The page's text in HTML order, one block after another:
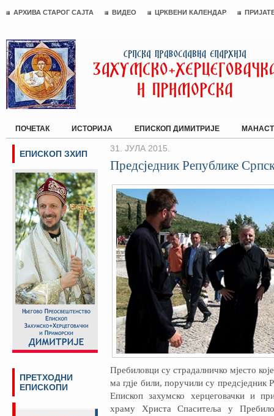
АРХИВА СТАРОГ САЈТА ВИДЕО ЦРКВЕНИ КАЛЕНДАР
ПОЧЕТАК ИСТОРИЈА ЕПИСКОП ДИМИТРИЈЕ
31. ЈУЛА 2015.
Предсједник Републике
Пребиловци су страдалничко мјесто
ма гдје били, поручили су
Епископ захумско херцеговачки и
храму Христа Спаситеља у
ЕПИСКОП ЗХИП
ПРЕТХОДНИ
ЕПИСКОПИ